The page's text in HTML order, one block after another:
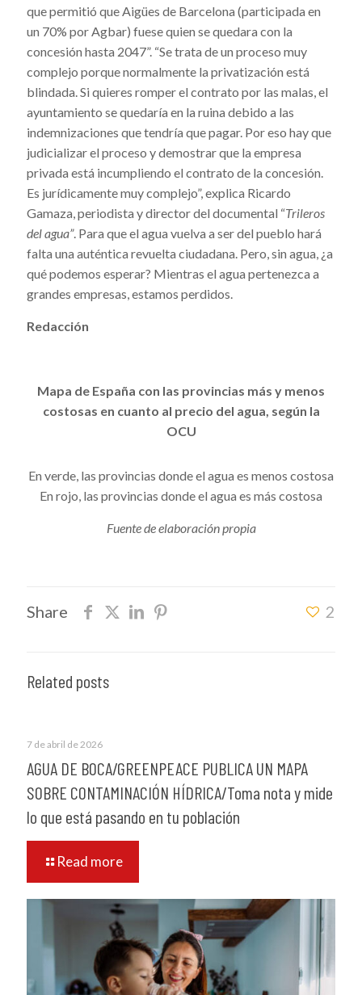
que permitió que Aigües de Barcelona (participada en
un 70% por Agbar) fuese quien se quedara con la
concesión hasta 2047”. “Se trata de un proceso muy
complejo porque normalmente la privatización está
blindada. Si quieres romper el contrato por las malas, el
ayuntamiento se quedaría en la ruina debido a las
indemnizaciones que tendría que pagar. Por eso hay que
judicializar el proceso y demostrar que la empresa
privada está incumpliendo el contrato de la concesión.
Es jurídicamente muy complejo”, explica Ricardo
Gamaza, periodista y director del documental “Trileros
del agua”. Para que el agua vuelva a ser del pueblo hará
falta una auténtica revuelta ciudadana. Pero, sin agua, ¿a
qué podemos esperar? Mientras el agua pertenezca a
grandes empresas, estamos perdidos.
Redacción
Mapa de España con las provincias más y menos
costosas en cuanto al precio del agua, según la
OCU
En verde, las provincias donde el agua es menos costosa
En rojo, las provincias donde el agua es más costosa
Fuente de elaboración propia
Share 2
Related posts
7 de abril de 2026
AGUA DE BOCA/GREENPEACE PUBLICA UN MAPA
SOBRE CONTAMINACIÓN HÍDRICA/Toma nota y mide
lo que está pasando en tu población
Read more